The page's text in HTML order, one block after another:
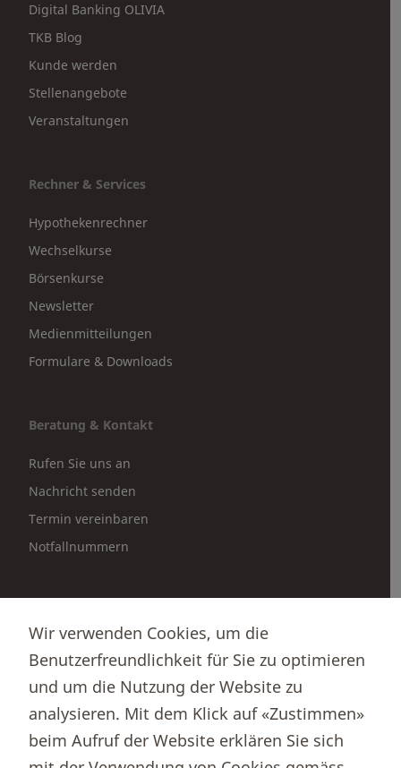
Digital Banking OLIVIA
TKB Blog
Kunde werden
Stellenangebote
Veranstaltungen
Rechner & Services
Hypothekenrechner
Wechselkurse
Börsenkurse
Newsletter
Medienmitteilungen
Formulare & Downloads
Beratung & Kontakt
Rufen Sie uns an
Nachricht senden
Termin vereinbaren
Notfallnummern
Börsenportal Yourmoney
Thurgauer Kantonalbank
Wir verwenden Cookies, um die
Benutzerfreundlichkeit für Sie zu optimieren
und um die Nutzung der Website zu
analysieren. Mit dem Klick auf «Zustimmen»
beim Aufruf der Website erklären Sie sich